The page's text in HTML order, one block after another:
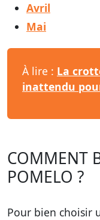
Avril
Mai
À lire : La
inattendu
COMMENT
POMELO ?
Pour bien choisir